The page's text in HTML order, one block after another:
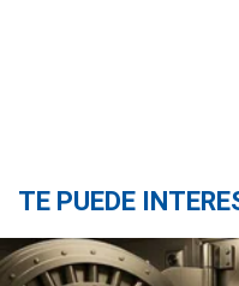
TE PUEDE